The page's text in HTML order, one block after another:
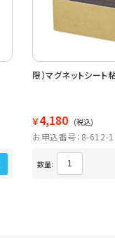
限）マグネットシー
￥4,180 (税込)
お申込番号：8-612-
数量: